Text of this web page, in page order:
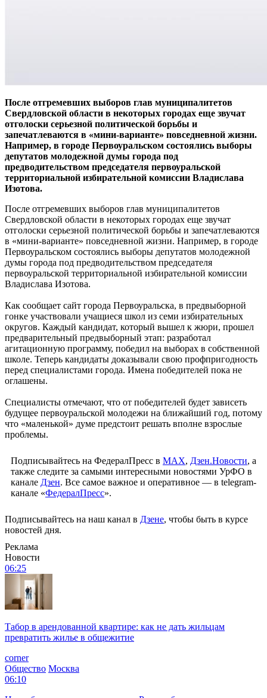
После отгремевших выборов глав муниципалитетов
Свердловской области в некоторых городах еще звучат
отголоски серьезной политической борьбы и
запечатлеваются в «мини-варианте» повседневной жизни.
Например, в городе Первоуральском состоялись выборы
депутатов молодежной думы города под
предводительством председателя первоуральской
территориальной избирательной комиссии Владислава
Изотова.
После отгремевших выборов глав муниципалитетов
Свердловской области в некоторых городах еще звучат
отголоски серьезной политической борьбы и запечатлеваются
в «мини-варианте» повседневной жизни. Например, в городе
Первоуральском состоялись выборы депутатов молодежной
думы города под предводительством председателя
первоуральской территориальной избирательной комиссии
Владислава Изотова.
Как сообщает сайт города Первоуральска, в предвыборной
гонке участвовали учащиеся школ из семи избирательных
округов. Каждый кандидат, который вышел к жюри, прошел
предварительный предвыборный этап: разработал
агитационную программу, победил на выборах в собственной
школе. Теперь кандидаты доказывали свою профпригодность
перед специалистами города. Имена победителей пока не
оглашены.
Специалисты отмечают, что от победителей будет зависеть
будущее первоуральской молодежи на ближайший год, потому
что «маленькой» думе предстоит решать вполне взрослые
проблемы.
Подписывайтесь на ФедералПресс в МАХ, Дзен.Новости, а
также следите за самыми интересными новостями УрФО в
канале Дзен. Все самое важное и оперативное — в telegram-
канале «ФедералПресс».
Подписывайтесь на наш канал в Дзене, чтобы быть в курсе
новостей дня.
Реклама
Новости
06:25
Табор в арендованной квартире: как не дать жильцам
превратить жилье в общежитие
corner
Общество Москва
06:10